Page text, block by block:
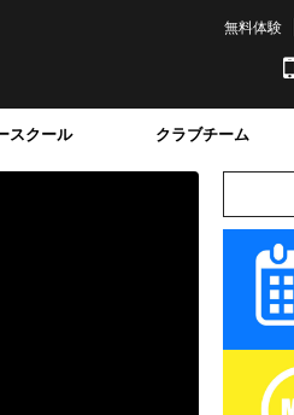
無料体験
スクール クラブチーム